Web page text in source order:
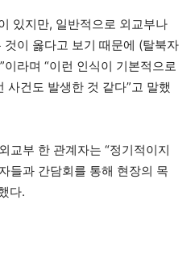
있지만, 일반적으로 외교부나
이 옳다고 보기 때문에 (탈북자
라며 “이런 인식이 기본적으로
사건도 발생한 것 같다”고 말했
교부 한 관계자는 “정기적이지
들과 간담회를 통해 현장의 목
다.